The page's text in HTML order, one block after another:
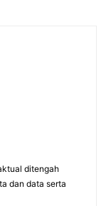
ditengah
dan data serta